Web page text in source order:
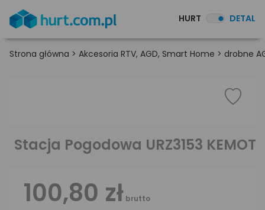
HURT DETAL
Strona główna > Akcesoria RTV, AGD, Smart Home > drobne
Stacja Pogodowa URZ3153 KEMOT
100,80 zł brutto